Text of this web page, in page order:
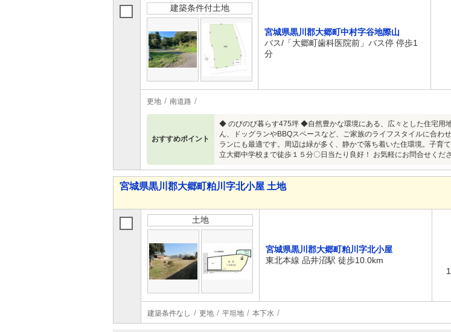
建築条件付土地
宮城県黒川郡大郷町中村字谷地際山
バス/「大郷町歯科医院前」バス停 停歩1
分
更地 南道路
おすすめポイント
◆ のびのび暮らす475坪 ◆自然豊かな環境にある、広々とした住宅用
ん、ドッグランやBBQスペースなど、ご家族のライフスタイルに合
ランにも最適です。周辺は緑が多く、静かで落ち着いた住環境。子育
立大郷中学校まで徒歩１５分〇日当たり良好！ お気軽にお問合せくださ
宮城県黒川郡大郷町粕川字北小屋 土地
土地
宮城県黒川郡大郷町粕川字北小屋
東北本線 品井沼駅 徒歩10.0km
建築条件なし 更地 平坦地 本下水